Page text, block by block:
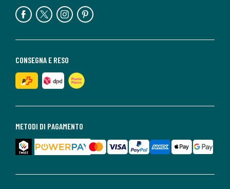
METODI DI PAGAMENTO
CONSEGNA E RESO